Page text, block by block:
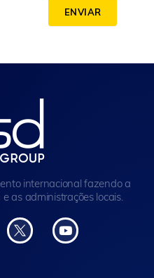
ENVIAR
internacional fazendo a
as administrações locais.